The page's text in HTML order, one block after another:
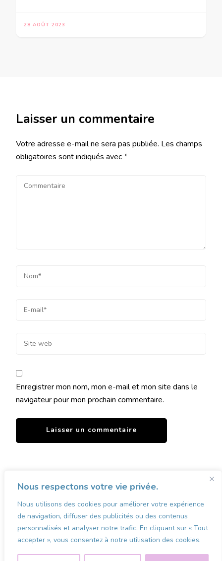
Nous respectons votre vie privée.
Nous utilisons des cookies pour améliorer votre expérience
de navigation, diffuser des publicités ou des contenus
personnalisés et analyser notre trafic. En cliquant sur « Tout
accepter », vous consentez à notre utilisation des cookies.
28 AOÛT 2023
Laisser un commentaire
Votre adresse e-mail ne sera pas publiée. Les champs
obligatoires sont indiqués avec*
Enregistrer mon nom, mon e-mail et mon site dans le
navigateur pour mon prochain commentaire.
© Copyright 2026Les Vitrines d'Aubigny, d'Avesnes et ses
parBlossom Themes.Propulsé parWordPress
VOTRE MARKETPLACE
VOS COMMERÇANTS
MON COMPTE
CONCOURS